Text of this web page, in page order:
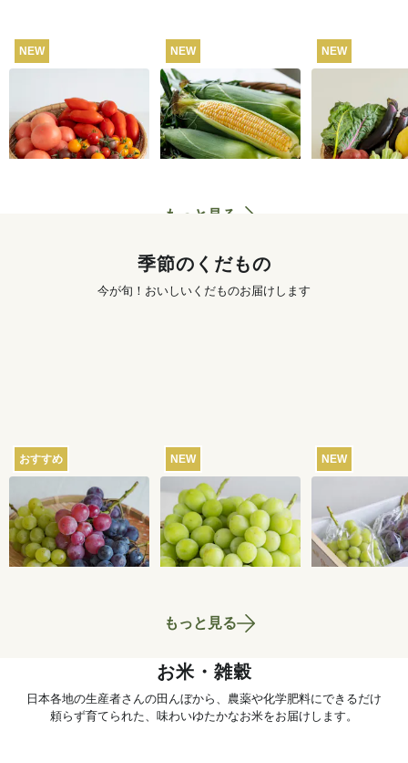
NEW
トマト食べくらべセ
ット 3kg
送料込 4,280円
NEW
【産地直送】北軽井
沢のとうもろこし 12
本
送料込 4,250円
NEW
菜セット
もっと見る
季節のくだもの
今が旬！おいしいくだものお届けします
おすすめ
【産地直送】葡萄畑
ふくじろうのふぞろ
い濃厚ぶどう 1.6kg
送料込 6,750円
NEW
【産地直送】やまな
し笛吹のシャインマ
スカット 1.2kg（特
栽相当）
送料込 6,580円
NEW
【産地直送】
輝きとシャイ
カット 1.2kg
笛吹・特栽相
送料込
もっと見る
お米・雑穀
日本各地の生産者さんの田んぼから、農薬や化学肥料にできるだけ
頼らず育てられた、味わいゆたかなお米をお届けします。